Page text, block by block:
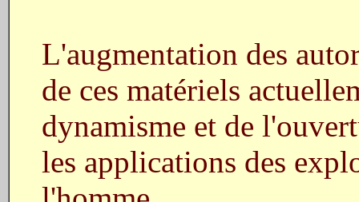
L'augmentation des
de ces matériels
dynamisme et de
les applications des